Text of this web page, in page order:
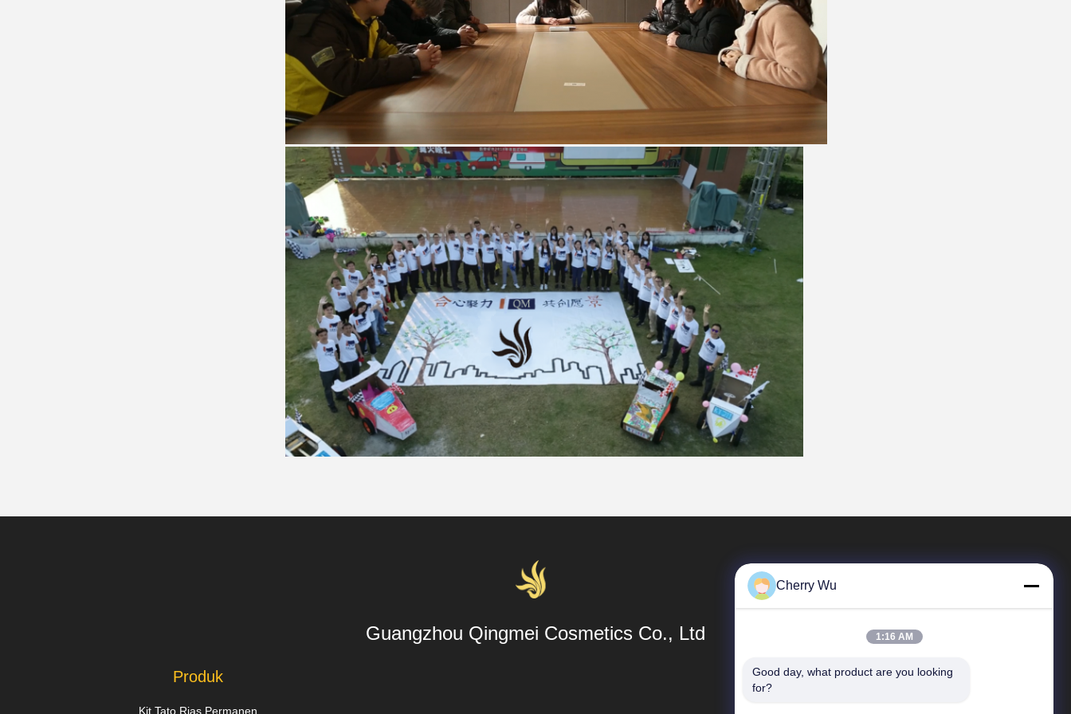
Guangzhou Qingmei Cosmetics Co., Ltd
Produk
Kit Tato Rias Permanen
Tautan langsung
Cherry Wu
1:16 AM
Good day, what product are you looking
for?